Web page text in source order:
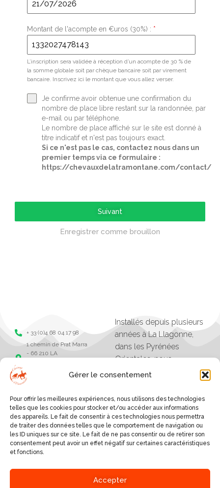
Gérer le consentement
Pour offrir les meilleures expériences, nous utilisons des technologies
telles que les cookies pour stocker et/ou accéder aux informations
des appareils. Le fait de consentir à ces technologies nous permettra
de traiter des données telles que le comportement de navigation ou
les ID uniques sur ce site. Le fait de ne pas consentir ou de retirer son
consentement peut avoir un effet négatif sur certaines caractéristiques
et fonctions.
Accepter
Montant de l'acompte en €uros (30%) : *
L’inscription sera validée à réception d’un acompte de 30 % de
la somme globale soit par chèque bancaire soit par virement
bancaire. Inscrivez ici le montant que vous allez verser.
Je confirme avoir obtenue une confirmation du
nombre de place libre restant sur la randonnée, par
e-mail ou par téléphone.
Le nombre de place affiché sur le site est donné à
titre indicatif et n'est pas toujours exact.
Si ce n'est pas le cas, contactez nous dans un
premier temps via ce formulaire :
https://chevauxdelatramontane.com/contact/
Enregistrer comme brouillon
Suivant
+ 33 (0)4 68 04 17 98
1 chemin de Prat Marra
- 66 210 LA
Pyrénées Orientales
Chevaux de la
tramontane
Installés depuis plusieurs
années à La Llagonne,
dans les Pyrénées
Orientales, nous
organisons des balades,
cheval.
Les excursions vont
d'une heure à plusieurs
jours, et sont organisés
selon le niveau des
SERVICES